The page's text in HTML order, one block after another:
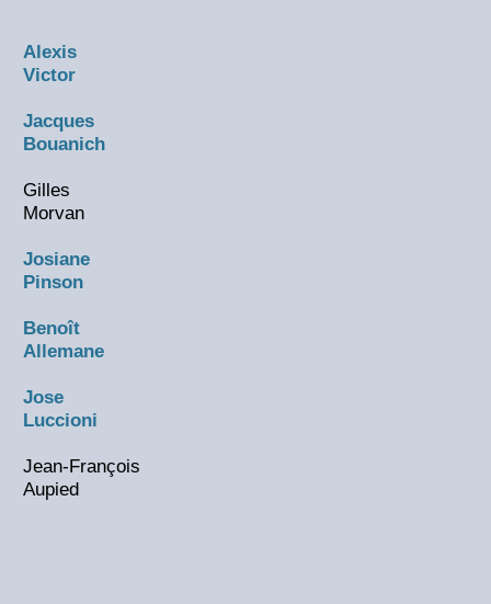
Alexis
Victor
Jacques
Bouanich
Gilles
Morvan
Josiane
Pinson
Benoît
Allemane
Jose
Luccioni
Jean-François
Aupied